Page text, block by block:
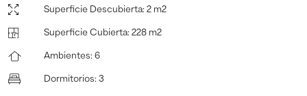
Superficie Descubierta: 2 m2
Superficie Cubierta: 228 m2
Ambientes: 6
Dormitorios: 3